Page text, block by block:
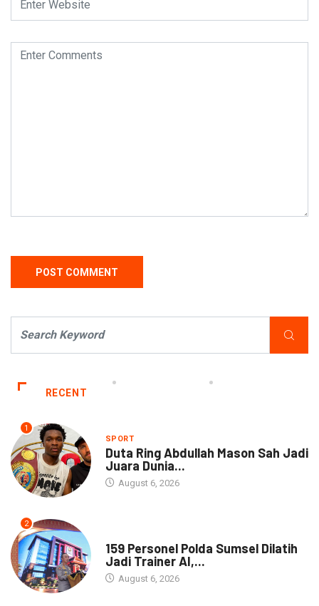
RECENT
1
SPORT
Duta Ring Abdullah Mason Sah Jadi
Juara Dunia...
August 6, 2026
2
159 Personel Polda Sumsel Dilatih
Jadi Trainer AI,...
August 6, 2026